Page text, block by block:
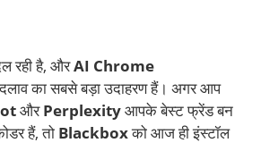
रही है, औरAI Chrome
का सबसे बड़ा उदाहरण हैं। अगर आप
औरPerplexityआपके बेस्ट फ्रेंड बन
हैं, तो Blackboxको आज ही इंस्टॉल